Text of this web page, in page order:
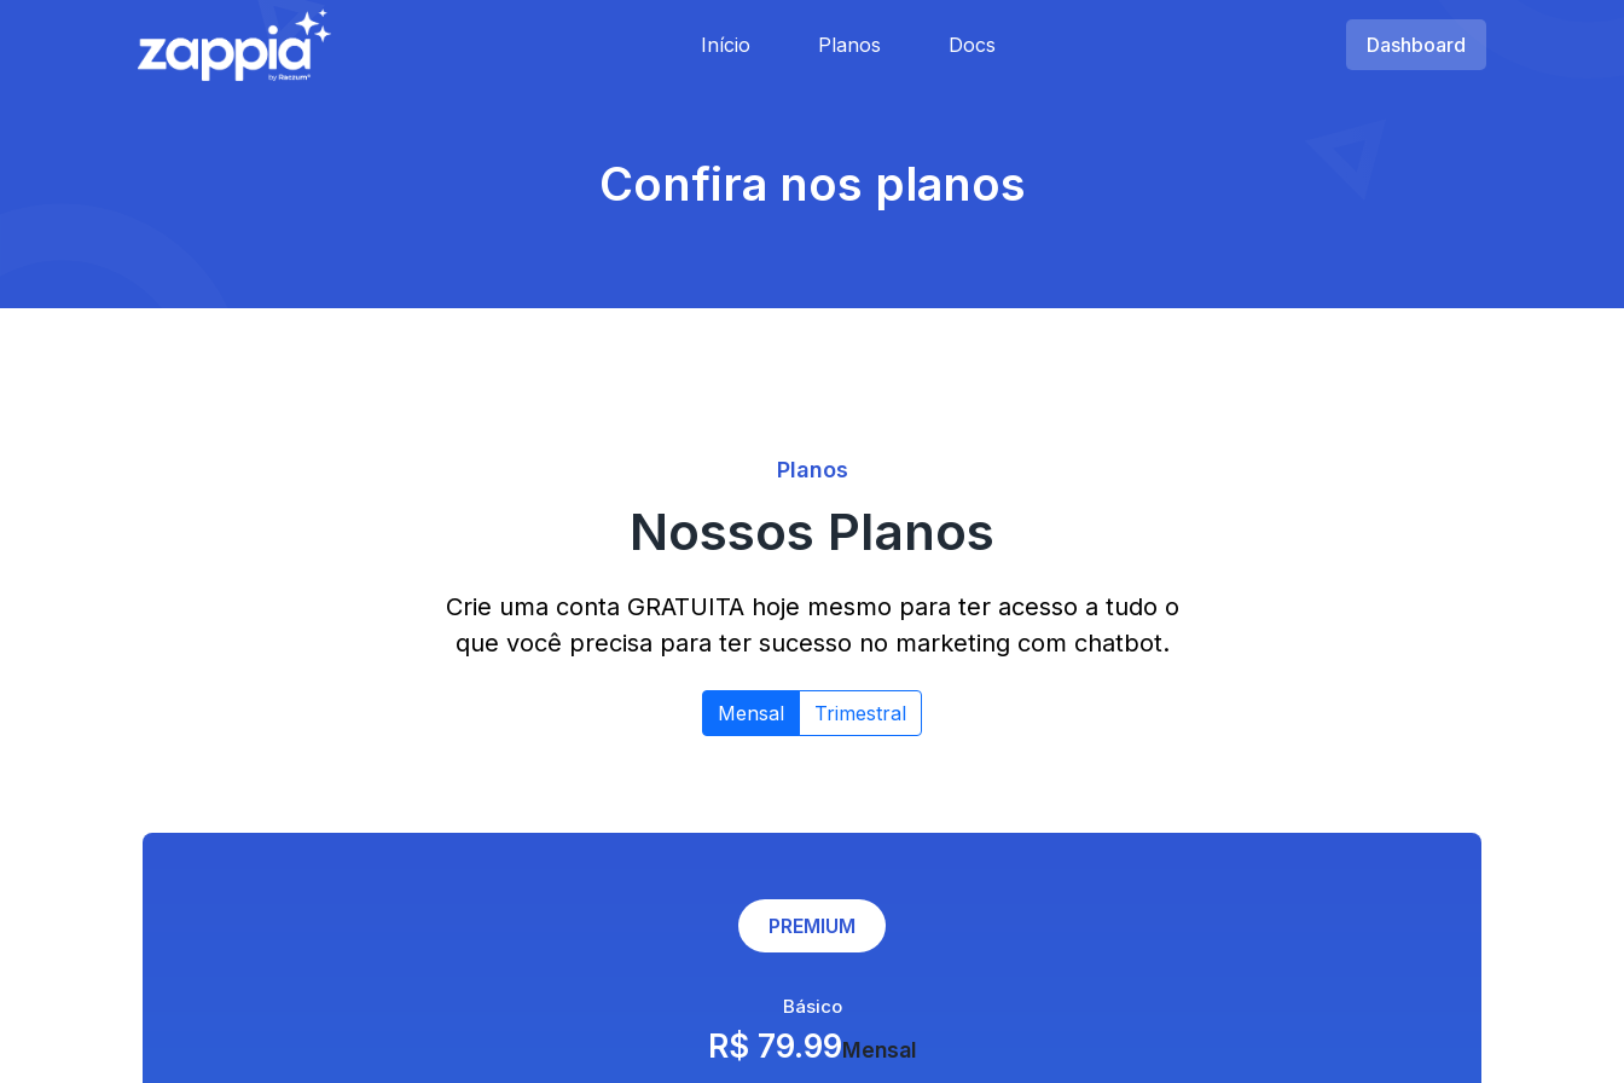
Início Planos Docs Dashboard
Confira nos planos
Planos
Nossos Planos
Crie uma conta GRATUITA hoje mesmo para ter acesso a tudo o
que você precisa para ter sucesso no marketing com chatbot.
Mensal Trimestral
PREMIUM
Básico
R$ 79.99Mensal